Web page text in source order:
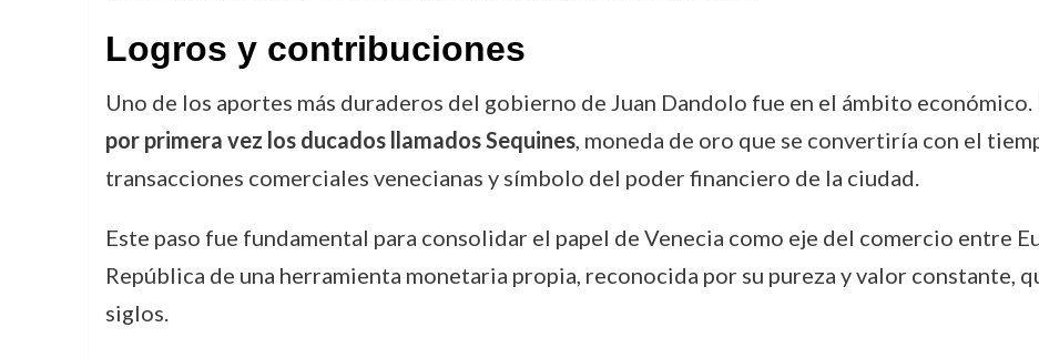
Logros y contribuciones
Uno de los aportes más duraderos del gobierno de Juan Dandolo fue en el ámbito económico.
por primera vez los ducados llamados Sequines, moneda de oro que se convertiría con el
transacciones comerciales venecianas y símbolo del poder financiero de la ciudad.
Este paso fue fundamental para consolidar el papel de Venecia como eje del comercio entre
República de una herramienta monetaria propia, reconocida por su pureza y valor constante,
siglos.